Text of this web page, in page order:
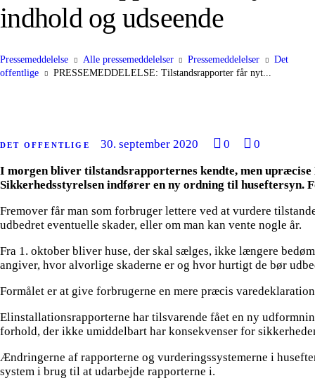
indhold og udseende
Pressemeddelelse Alle pressemeddelelser Pressemeddelelser
Det
offentlige
PRESSEMEDDELELSE: Tilstandsrapporter får nyt...
DET OFFENTLIGE 30. september 2020 0
0
I morgen bliver tilstandsrapporternes kendte, men
Sikkerhedsstyrelsen indfører en ny ordning til huseftersyn.
Fremover får man som forbruger lettere ved at vurdere
udbedret eventuelle skader, eller om man kan vente nogle år.
Fra 1. oktober bliver huse, der skal sælges, ikke længere
angiver, hvor alvorlige skaderne er og hvor hurtigt de bør
Formålet er at give forbrugerne en mere præcis
Elinstallationsrapporterne har tilsvarende fået en ny
forhold, der ikke umiddelbart har konsekvenser for
Ændringerne af rapporterne og vurderingssystemerne i
system i brug til at udarbejde rapporterne i.